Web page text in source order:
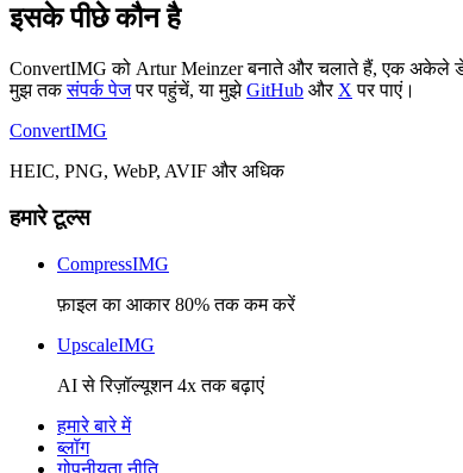
इसके पीछे कौन है
ConvertIMG को Artur Meinzer बनाते और चलाते हैं, एक अकेले
मुझ तकसंपर्क पेजपर पहुंचें, या मुझेGitHub और X पर पाएं।
ConvertIMG
HEIC, PNG, WebP, AVIF और अधिक
हमारे टूल्स
CompressIMG
फ़ाइल का आकार 80% तक कम करें
UpscaleIMG
AI से रिज़ॉल्यूशन 4x तक बढ़ाएं
हमारे बारे में
ब्लॉग
गोपनीयता नीति